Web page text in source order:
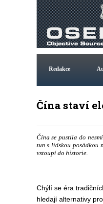
Redakce
Čína staví
Čína se pustila do
tun s lidskou posádkou
vstoupí do historie.
Chýlí se éra
hledají alternativy